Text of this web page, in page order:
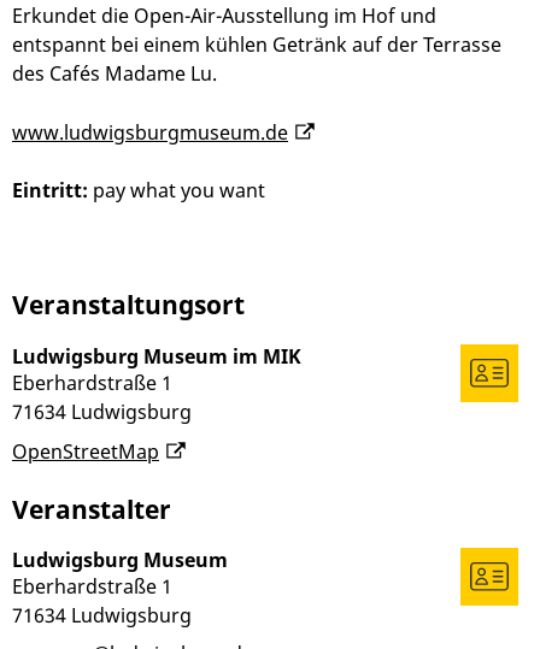
Erkundet die Open-Air-Ausstellung im Hof und
entspannt bei einem kühlen Getränk auf der Terrasse
des Cafés Madame Lu.
www.ludwigsburgmuseum.de
Eintritt: pay what you want
Veranstaltungsort
Ludwigsburg Museum im MIK
Eberhardstraße 1
71634 Ludwigsburg
OpenStreetMap
Veranstalter
Ludwigsburg Museum
Eberhardstraße 1
71634 Ludwigsburg